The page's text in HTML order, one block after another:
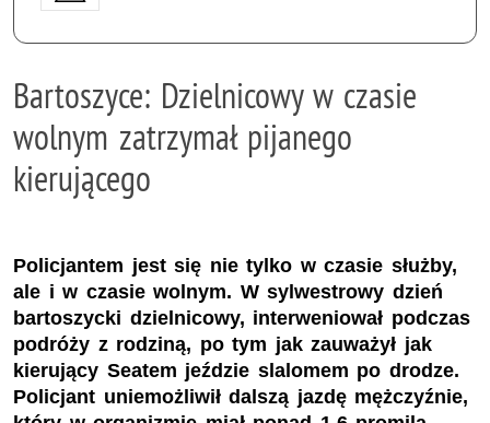
Bartoszyce: Dzielnicowy w czasie
wolnym zatrzymał pijanego
kierującego
Policjantem jest się nie tylko w czasie służby,
ale i w czasie wolnym. W sylwestrowy dzień
bartoszycki dzielnicowy, interweniował podczas
podróży z rodziną, po tym jak zauważył jak
kierujący Seatem jeździe slalomem po drodze.
Policjant uniemożliwił dalszą jazdę mężczyźnie,